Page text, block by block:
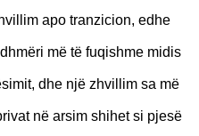
apo tranzicion, edhe
më të fuqishme midis
dhe një zhvillim sa më
në arsim shihet si pjesë